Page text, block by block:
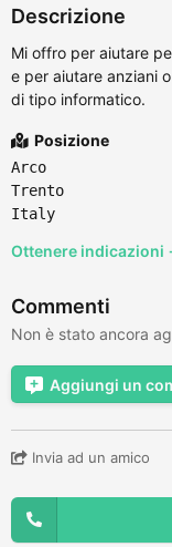
Descrizione
Mi offro per aiutare
e per aiutare anziani
di tipo informatico.
Posizione
Arco
Trento
Italy
Ottenere indicazioni
Commenti
Non è stato ancora
Aggiungi un
Invia ad un amico